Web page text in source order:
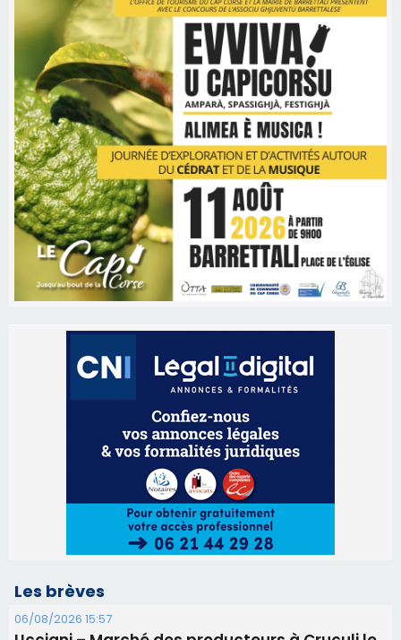
Les brèves
Ucciani – Marché des producteurs à Cruculi le
Corte – L’association A Nuciola organise une
projection sous les étoiles
Alata - Soirée Tango Argentin au stade de San
Benedetto